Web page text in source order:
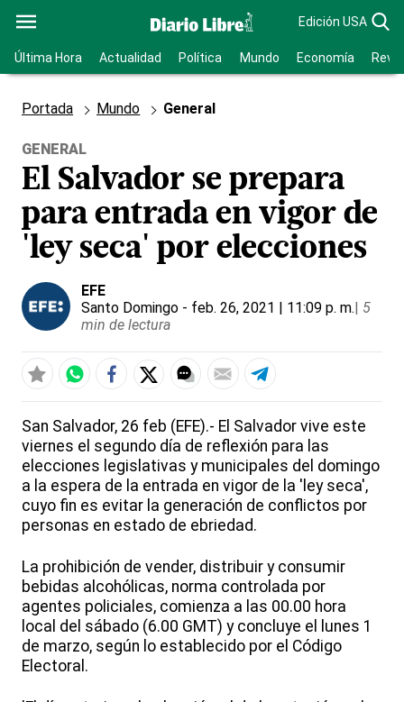
Edición USA
Última Hora Actualidad Política Mundo Economía
Portada Mundo General
GENERAL
El Salvador se prepara
para entrada en vigor de
'ley seca' por elecciones
EFE
Santo Domingo - feb. 26, 2021 | 11:09 p. m.| 5
min de lectura
San Salvador, 26 feb (EFE).- El Salvador vive este
viernes el segundo día de reflexión para las
elecciones legislativas y municipales del domingo
a la espera de la entrada en vigor de la 'ley seca',
cuyo fin es evitar la generación de conflictos por
personas en estado de ebriedad.
La prohibición de vender, distribuir y consumir
bebidas alcohólicas, norma controlada por
agentes policiales, comienza a las 00.00 hora
local del sábado (6.00 GMT) y concluye el lunes 1
de marzo, según lo establecido por el Código
Electoral.